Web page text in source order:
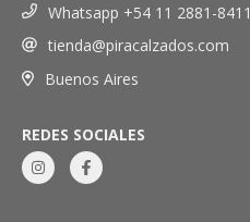
Whatsapp +54 11 2881-8411
tienda@piracalzados.com
Buenos Aires
REDES SOCIALES